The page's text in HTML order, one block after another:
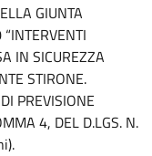
GIUNTA
IN SICUREZZA
STIRONE.
PREVISIONE
4, DEL D.LGS. N.